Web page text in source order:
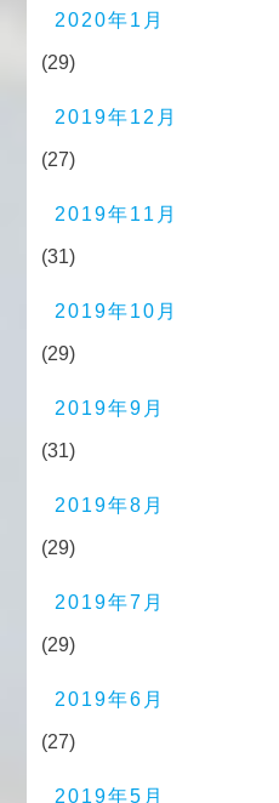
2020年1月
(29)
2019年12月
(27)
2019年11月
(31)
2019年10月
(29)
2019年9月
(31)
2019年8月
(29)
2019年7月
(29)
2019年6月
(27)
2019年5月